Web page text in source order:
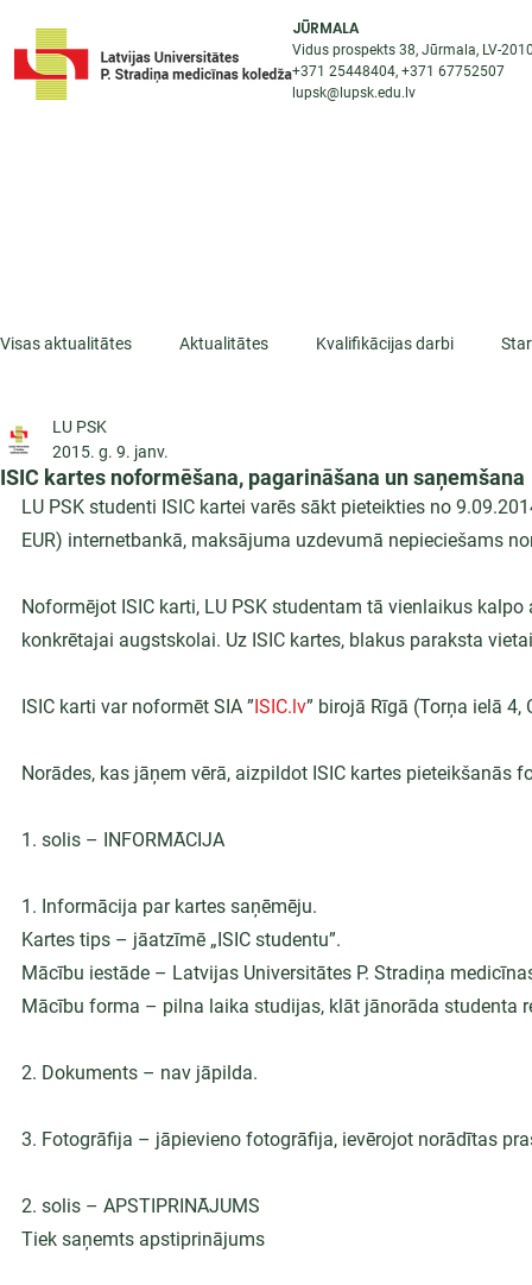
JŪRMALA
Vidus prospekts 38, Jūrmala, LV-
+371 25448404, +371 67752507
lupsk@lupsk.edu.lv
Visas aktualitātes Aktualitātes Kvalifikācijas darbi
ESF projekti
ISIC kartes noformēšana, pagarināšana un saņemšana
LU PSK
2015. g. 9. janv.
LU PSK studenti ISIC kartei varēs sākt pieteikties no
EUR) internetbankā, maksājuma uzdevumā nepieciešams
Noformējot ISIC karti, LU PSK studentam tā vienlaikus
konkrētajai augstskolai. Uz ISIC kartes, blakus paraksta
ISIC karti var noformēt SIA ”ISIC.lv” birojā Rīgā (Torņa ielā
Norādes, kas jāņem vērā, aizpildot ISIC kartes pieteikšanās
1. solis – INFORMĀCIJA
1. Informācija par kartes saņēmēju.
Kartes tips – jāatzīmē „ISIC studentu”.
Mācību iestāde – Latvijas Universitātes P. Stradiņa
Mācību forma – pilna laika studijas, klāt jānorāda studenta
2. Dokuments – nav jāpilda.
3. Fotogrāfija – jāpievieno fotogrāfija, ievērojot norādītas
2. solis – APSTIPRINĀJUMS
Tiek saņemts apstiprinājums